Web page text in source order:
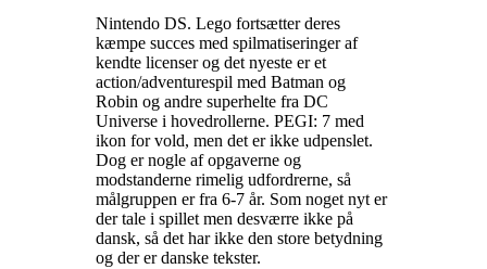
Nintendo DS. Lego fortsætter deres
kæmpe succes med spilmatiseringer af
kendte licenser og det nyeste er et
action/adventurespil med Batman og
Robin og andre superhelte fra DC
Universe i hovedrollerne. PEGI: 7 med
ikon for vold, men det er ikke udpenslet.
Dog er nogle af opgaverne og
modstanderne rimelig udfordrerne, så
målgruppen er fra 6-7 år. Som noget nyt er
der tale i spillet men desværre ikke på
dansk, så det har ikke den store betydning
og der er danske tekster.